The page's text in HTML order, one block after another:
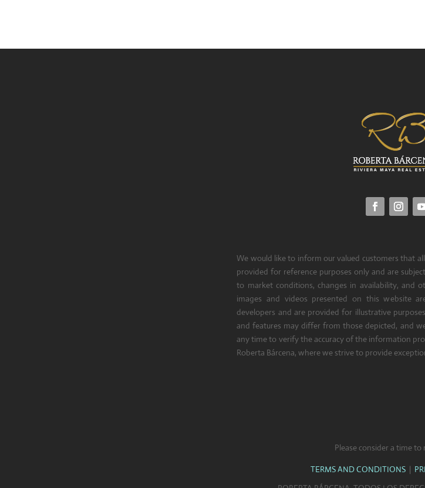
We would like to inform our valued customers that
provided for reference purposes only and are
to market conditions, changes in availability, and
images and videos presented on this website
developers and are provided for illustrative
and features may differ from those depicted, and
any time to verify the accuracy of the information
Roberta Bárcena, where we strive to provide
Please consider a time to
TERMS AND CONDITIONS|